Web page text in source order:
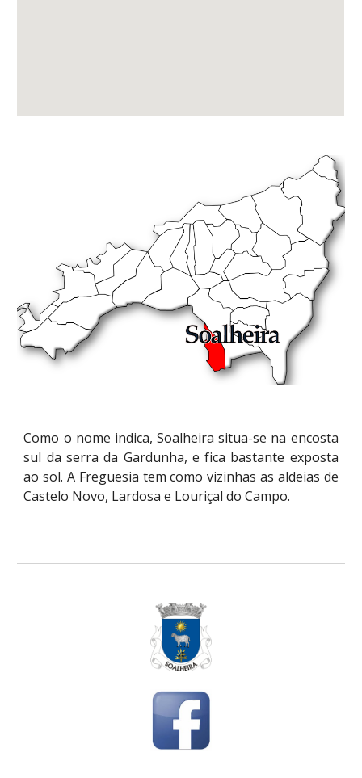
Como o nome indica, Soalheira situa-se na encosta
sul da serra da Gardunha, e fica bastante exposta
ao sol. A Freguesia tem como vizinhas as aldeias de
Castelo Novo, Lardosa e Louriçal do Campo.